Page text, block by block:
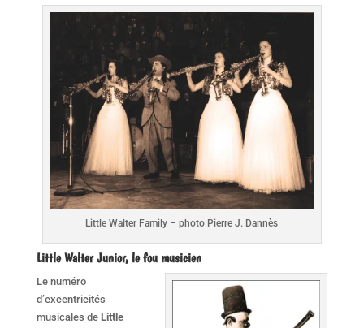
Little Walter Family – photo Pierre J. Dannès
Little Walter Junior, le fou musicien
Le numéro
d’excentricités
musicales de Little